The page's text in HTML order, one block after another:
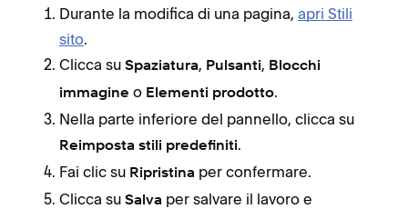
Durante la modifica di una pagina, apri Stili
sito.
Clicca su Spaziatura, Pulsanti, Blocchi
immagine o Elementi prodotto.
Nella parte inferiore del pannello, clicca su
Reimposta stili predefiniti.
Fai clic su Ripristina per confermare.
Clicca su Salva per salvare il lavoro e